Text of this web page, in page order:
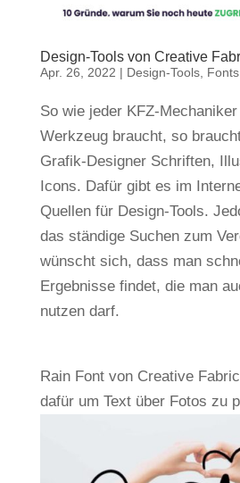
Design-Tools von Creative
Apr. 26, 2022 | Design-Tools, Fonts
So wie jeder KFZ-
Werkzeug braucht, so
Grafik-Designer Schriften,
Icons. Dafür gibt es im
Quellen für Design-Tools.
das ständige Suchen zum
wünscht sich, dass man
Ergebnisse findet, die man
nutzen darf.
Rain Font von Creative
dafür um Text über Fotos zu